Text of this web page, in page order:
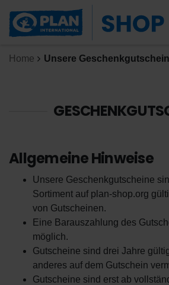
Home Unsere
Allgemeine Hinweise
Unsere Geschenkgutscheine
Sortiment auf plan-shop.org
von Gutscheinen.
Eine Barauszahlung des
möglich.
Gutscheine sind drei Jahre
anderes auf dem Gutschein
Gutscheine sind erst ab